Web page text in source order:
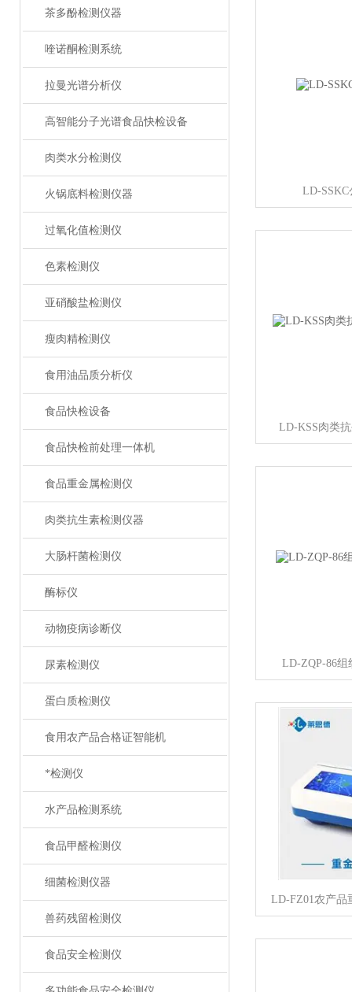
茶多酚检测仪器
喹诺酮检测系统
拉曼光谱分析仪
高智能分子光谱食品快检设备
肉类水分检测仪
火锅底料检测仪器
过氧化值检测仪
色素检测仪
亚硝酸盐检测仪
瘦肉精检测仪
食用油品质分析仪
食品快检设备
食品快检前处理一体机
食品重金属检测仪
肉类抗生素检测仪器
大肠杆菌检测仪
酶标仪
动物疫病诊断仪
尿素检测仪
蛋白质检测仪
食用农产品合格证智能机
*检测仪
水产品检测系统
食品甲醛检测仪
细菌检测仪器
兽药残留检测仪
食品安全检测仪
LD-
LD-KSS肉类
LD-ZQP-86组
LD-FZ01农产品